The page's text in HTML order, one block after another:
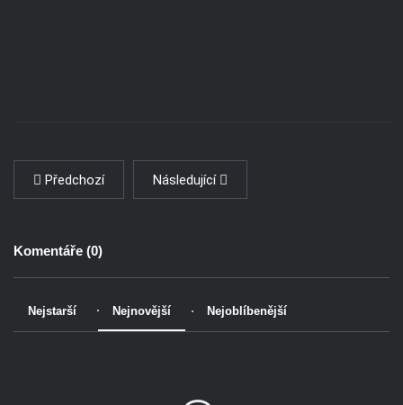
Předchozí Následující
Komentáře (0)
Nejstarší Nejnovější Nejoblíbenější